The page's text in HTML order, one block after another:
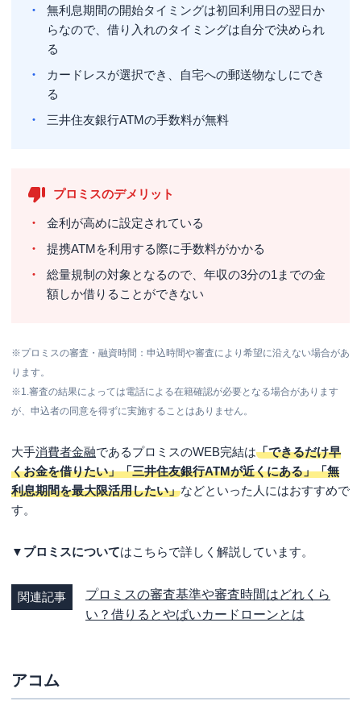
無利息期間の開始タイミングは初回利用日の翌日か
らなので、借り入れのタイミングは自分で決められ
る
カードレスが選択でき、自宅への郵送物なしにでき
る
三井住友銀行ATMの手数料が無料
プロミスのデメリット
金利が高めに設定されている
提携ATMを利用する際に手数料がかかる
総量規制の対象となるので、年収の3分の1までの金
額しか借りることができない
※プロミスの審査・融資時間：申込時間や審査により希望に沿えない場合があ
ります。
※1.審査の結果によっては電話による在籍確認が必要となる場合があります
が、申込者の同意を得ずに実施することはありません。
大手消費者金融であるプロミスのWEB完結は「できるだけ早
くお金を借りたい」「三井住友銀行ATMが近くにある」「無
利息期間を最大限活用したい」などといった人にはおすすめで
す。
▼プロミスについてはこちらで詳しく解説しています。
関連記事
プロミスの審査基準や審査時間はどれくら
い？借りるとやばいカードローンとは
アコム